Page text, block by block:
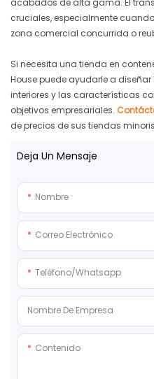
acabados de alta gama. El
cruciales, especialmente
zona comercial concurrida o
Si necesita una tienda en
House puede ayudarle a
interiores y las características
objetivos empresariales.
de precios de sus tiendas
Deja Un Mensaje
Nombre
Correo Electrónico
Teléfono/whatsapp
Nombre De Empresa
Contenido